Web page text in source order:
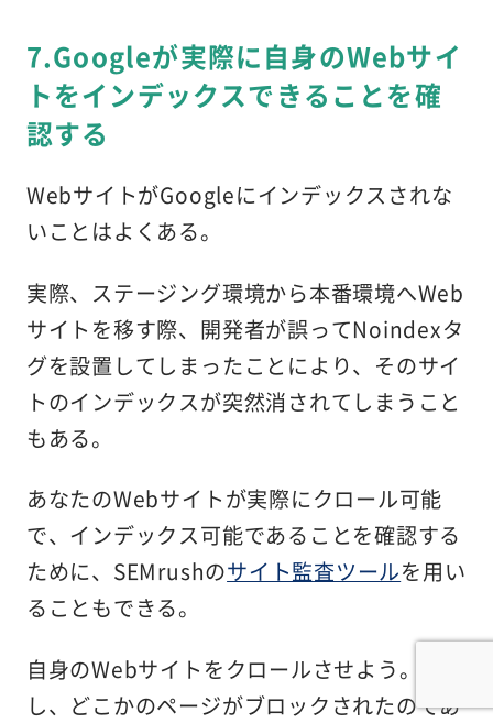
7.Googleが実際に自身のWebサイ
トをインデックスできることを確
認する
WebサイトがGoogleにインデックスされな
いことはよくある。
実際、ステージング環境から本番環境へWeb
サイトを移す際、開発者が誤ってNoindexタ
グを設置してしまったことにより、そのサイ
トのインデックスが突然消されてしまうこと
もある。
あなたのWebサイトが実際にクロール可能
で、インデックス可能であることを確認する
ために、SEMrushのサイト監査ツールを用い
ることもできる。
自身のWebサイトをクロールさせよう。も
し、どこかのページがブロックされたのであ